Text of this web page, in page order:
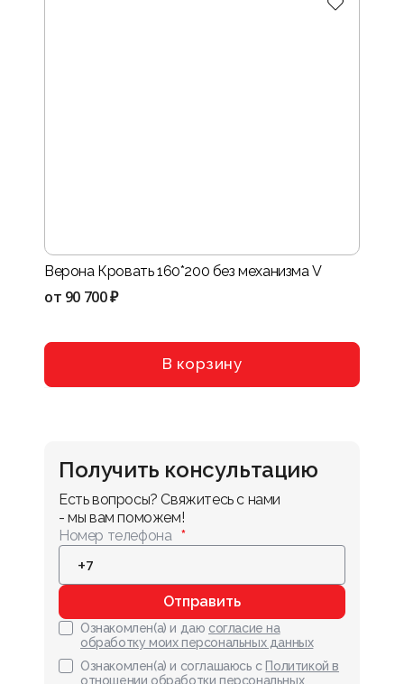
Верона Кровать 160*200 без механизма V
от 90 700 ₽
В корзину
Получить консультацию
Есть вопросы? Свяжитесь с нами
- мы вам поможем!
Номер телефона
Отправить
Ознакомлен(а) и даю согласие на
обработку моих персональных данных
Ознакомлен(а) и соглашаюсь с Политикой в
отношении обработки персональных